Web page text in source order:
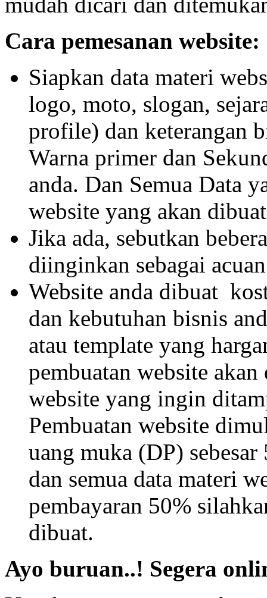
Cara pemesanan website:
Siapkan data materi
logo, moto, slogan,
profile) dan keterangan
Warna primer dan
anda. Dan Semua Data
website yang akan
Jika ada, sebutkan
diinginkan sebagai
Website anda dibuat
dan kebutuhan bisnis
atau template yang
pembuatan website
website yang ingin
Pembuatan website
uang muka (DP)
dan semua data materi
pembayaran 50%
dibuat.
Ayo buruan..! Segera